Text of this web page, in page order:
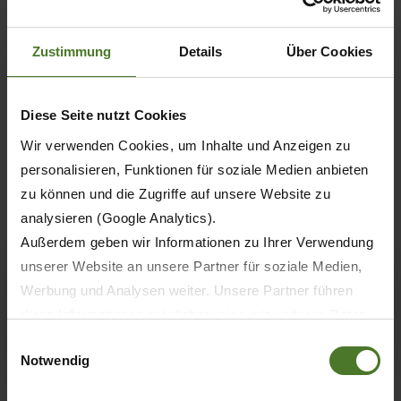
Zustimmung Details Über Cookies
Diese Seite nutzt Cookies
Wir verwenden Cookies, um Inhalte und Anzeigen zu
personalisieren, Funktionen für soziale Medien anbieten
zu können und die Zugriffe auf unsere Website zu
analysieren (Google Analytics).
Außerdem geben wir Informationen zu Ihrer Verwendung
unserer Website an unsere Partner für soziale Medien,
Werbung und Analysen weiter. Unsere Partner führen
sie im Rahmen Ihrer Nutzung der Dienste gesammelt
Notwendig
Siamo gli specialisti della fienagione Il programma è
completato da due semoventi – la falcia-
condizionatrice ad alte prestazioni BiG M e la falcia-
48.
KRONE XDisc 710: testata per taglio
diretto, ora utilizzabile anche su trincia
di costruttori terzi